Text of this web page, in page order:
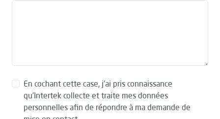
En cochant cette case, j’ai pris connaissance
qu’Intertek collecte et traite mes données
personnelles afin de répondre à ma demande de